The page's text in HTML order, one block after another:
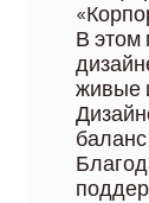
В этом
живые